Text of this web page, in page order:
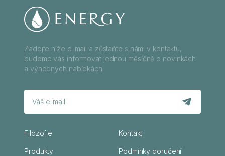
Zadejte níže e-mail a zůstaňte s námi v kontaktu,
budeme vás informovat jednou měsíčně o novinkách
a výhodných nabídkách.
Filozofie
Produkty
Kontakt
Podmínky doručení